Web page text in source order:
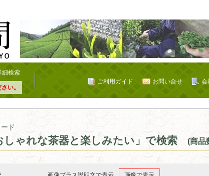
細検索
い。
会
お問い合せ
ご利用ガイド
ド
しゃれな茶器と楽しみたい」で検索 (商品